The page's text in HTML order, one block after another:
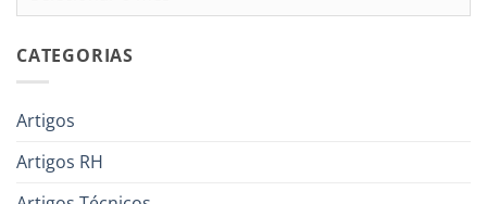
CATEGORIAS
Artigos
Artigos RH